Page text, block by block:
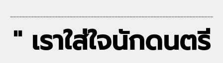
--------------------------------------------------------------------
" เราใส่ใจนักดนตรี